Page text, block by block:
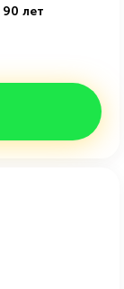
90 лет